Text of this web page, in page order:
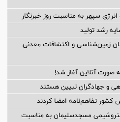
سپهر به مناسبت روز خبرنگار
رشد تولید
زمین‌شناسی و اکتشافات معدنی
آنلاین آغاز شد!
و جهادگران تبیین هستند
تفاهم‌نامه امضا کردند
مسجدسلیمان به مناسبت